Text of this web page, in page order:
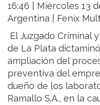
16:46 | Miércoles 13
Argentina | Fenix
El Juzgado Criminal
de La Plata
ampliación del
preventiva del
dueño de los
Ramallo S.A., en la